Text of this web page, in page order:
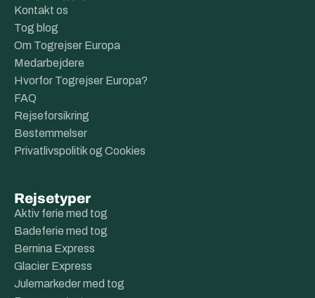
Kontakt os
Tog blog
Om Togrejser Europa
Medarbejdere
Hvorfor Togrejser Europa?
FAQ
Rejseforsikring
Bestemmelser
Privatlivspolitik og Cookies
Rejsetyper
Aktiv ferie med tog
Badeferie med tog
Bernina Express
Glacier Express
Julemarkeder med tog